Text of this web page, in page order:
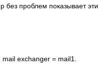
без проблем показывает эти
exchanger = mail1.